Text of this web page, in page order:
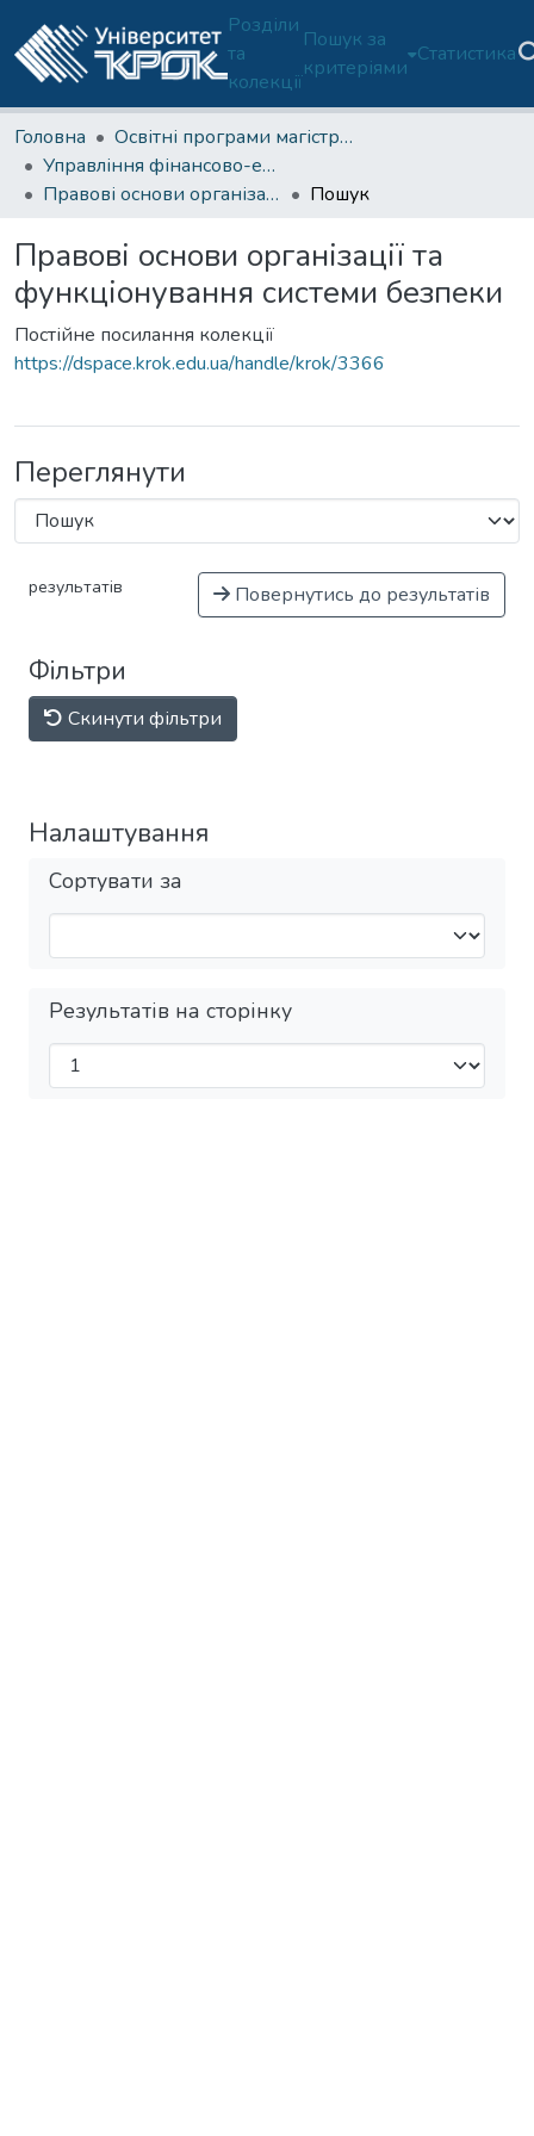
Розділи
та
колекції
Пошук за
критеріями
Статистика
Головна
Освітні програми магістратури
Управління фінансово-економічною безпекою (ОП 073-М)
Правові основи організації та функціонування системи безпеки
Пошук
Правові основи організації та
функціонування системи безпеки
Постійне посилання колекції
https://dspace.krok.edu.ua/handle/krok/3366
Переглянути
результатів Повернутись до результатів
Фільтри
Скинути фільтри
Налаштування
Сортувати за
Результатів на сторінку